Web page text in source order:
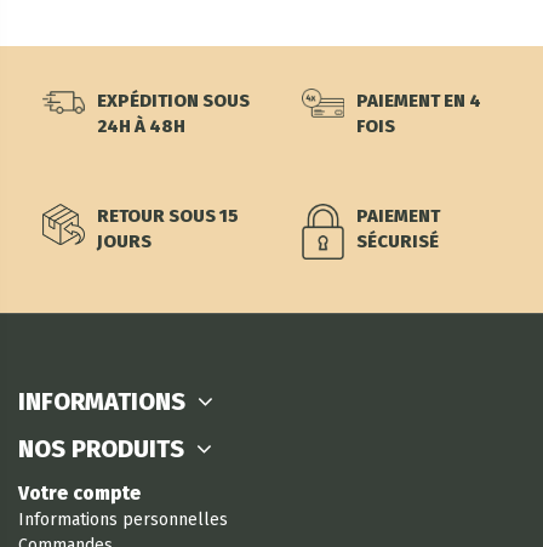
EXPÉDITION SOUS
24H À 48H
PAIEMENT EN 4
FOIS
RETOUR SOUS 15
JOURS
PAIEMENT
SÉCURISÉ
INFORMATIONS
NOS PRODUITS
Votre compte
Informations personnelles